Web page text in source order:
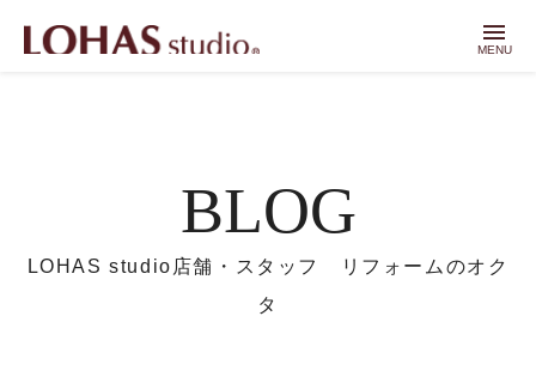
menu
MENU
BLOG
LOHAS studio店舗・スタッフ リフォームのオク
タ